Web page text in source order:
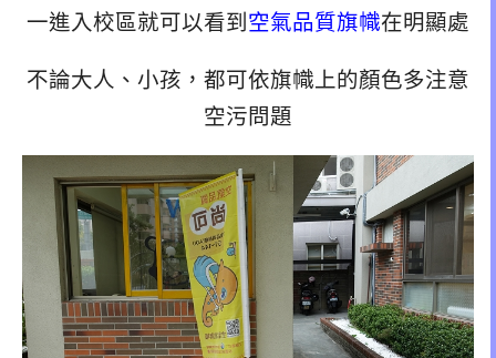
一進入校區就可以看到 空氣品質旗幟在明顯處
不論大人、小孩，都可依旗幟上的顏色多注意
空污問題